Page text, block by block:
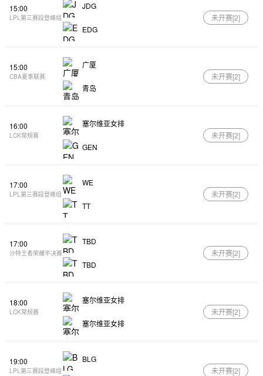
15:00
LPL第三赛段登峰组
JDG
EDG
未开赛[2]
15:00
CBA夏季联赛
广厦
青岛
未开赛[2]
16:00
LCK常规赛
塞尔维亚女排
GEN
未开赛[2]
17:00
LPL第三赛段登峰组
WE
TT
未开赛[2]
17:00
沙特王者荣耀半决赛
TBD
TBD
未开赛[2]
18:00
LCK常规赛
塞尔维亚女排
塞尔维亚女排
未开赛[2]
19:00
LPL第三赛段登峰组
BLG
未开赛[2]